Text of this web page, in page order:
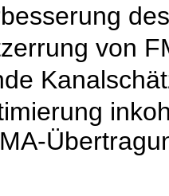
von